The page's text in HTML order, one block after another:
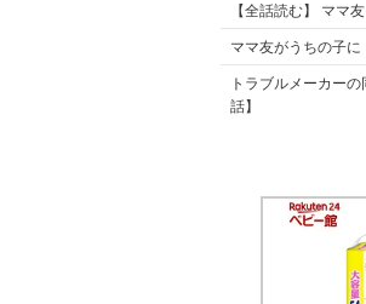
【全話読む】 ママ
ママ友がうちの子
トラブルメーカー
話】